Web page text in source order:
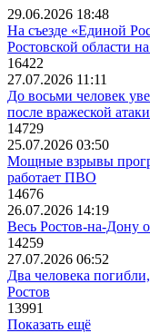
29.06.2026 18:48
На съезде «Единой
Ростовской области
16422
27.07.2026 11:11
До восьми человек
после вражеской
14729
25.07.2026 03:50
Мощные взрывы
работает ПВО
14676
26.07.2026 14:19
Весь Ростов-на-Дону
14259
27.07.2026 06:52
Два человека
Ростов
13991
Показать ещё